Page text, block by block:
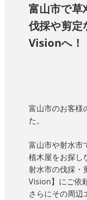
富山市で草
伐採や剪定
Visionへ！
富山市のお客様
た。
富山市や射水市
植木屋をお探し
射水市の伐採・
Vision】 にご依
さらにその周辺